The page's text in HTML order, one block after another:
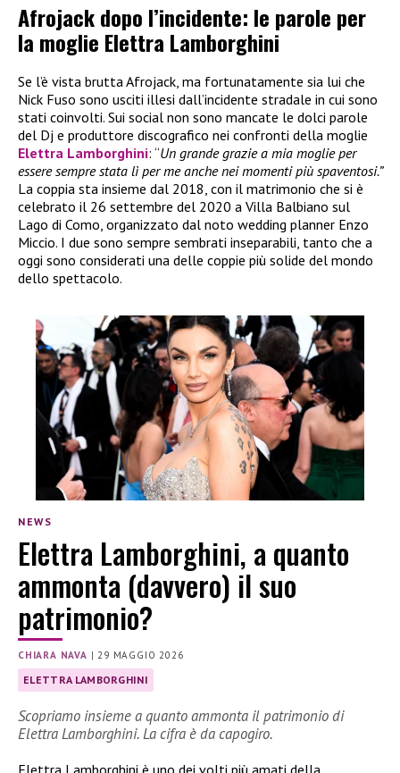
Afrojack dopo l’incidente: le parole per
la moglie Elettra Lamborghini
Se l’è vista brutta Afrojack, ma fortunatamente sia lui che
Nick Fuso sono usciti illesi dall’incidente stradale in cui sono
stati coinvolti. Sui social non sono mancate le dolci parole
del Dj e produttore discografico nei confronti della moglie
Elettra Lamborghini: “Un grande grazie a mia moglie per
essere sempre stata lì per me anche nei momenti più spaventosi.”
La coppia sta insieme dal 2018, con il matrimonio che si è
celebrato il 26 settembre del 2020 a Villa Balbiano sul
Lago di Como, organizzato dal noto wedding planner Enzo
Miccio. I due sono sempre sembrati inseparabili, tanto che a
oggi sono considerati una delle coppie più solide del mondo
dello spettacolo.
NEWS
Elettra Lamborghini, a quanto
ammonta (davvero) il suo
patrimonio?
CHIARA NAVA |29 MAGGIO 2026
ELETTRA LAMBORGHINI
Scopriamo insieme a quanto ammonta il patrimonio di
Elettra Lamborghini. La cifra è da capogiro.
Elettra Lamborghini è uno dei volti più amati della